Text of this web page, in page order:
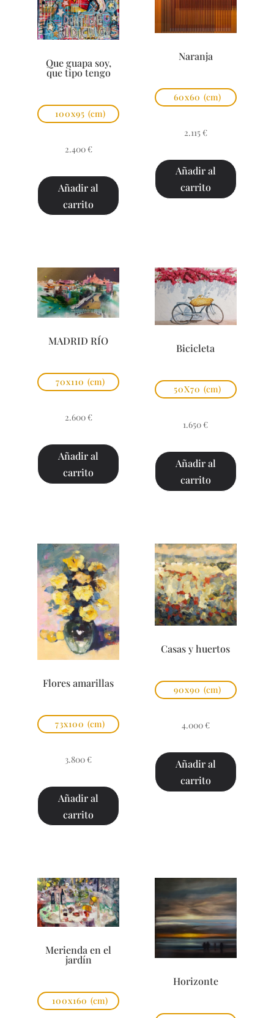
Que guapa soy,
que tipo tengo
100x95 (cm)
2.400 €
Añadir al
carrito
Naranja
60x60 (cm)
2.115 €
Añadir al
carrito
MADRID RÍO
70x110 (cm)
2.600 €
Añadir al
carrito
Bicicleta
50X70 (cm)
1.650 €
Añadir al
carrito
Flores amarillas
73x100 (cm)
3.800 €
Añadir al
carrito
Casas y huertos
90x90 (cm)
4.000 €
Añadir al
carrito
Merienda en el
jardín
100x160 (cm)
Horizonte